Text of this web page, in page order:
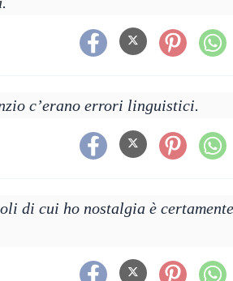
c’erano errori linguistici.
di cui ho nostalgia è certamente